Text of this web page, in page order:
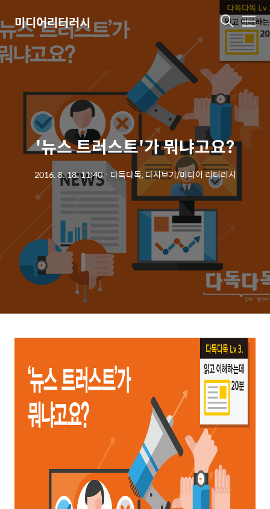
미디어리터러시 메
뉴
'뉴스 트러스트'가 뭐냐고요?
2016. 8. 18. 11:40ㆍ 다독다독, 다시보기/미디어 리터러시